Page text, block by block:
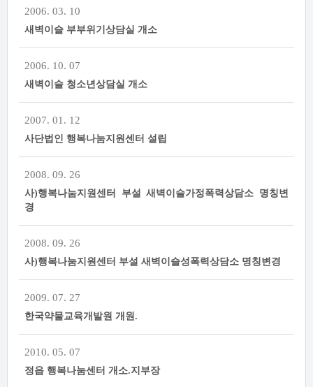
2006. 03. 10
새벽이슬 부부위기상담실 개소
2006. 10. 07
새벽이슬 청소년상담실 개소
2007. 01. 12
사단법인 행복나눔지원센터 설립
2008. 09. 26
사)행복나눔지원센터 부설 새벽이슬가정폭력상담소 명칭변
경
2008. 09. 26
사)행복나눔지원센터 부설 새벽이슬성폭력상담소 명칭변경
2009. 07. 27
한국약물교육개발원 개원.
2010. 05. 07
정읍 행복나눔센터 개소.지부장